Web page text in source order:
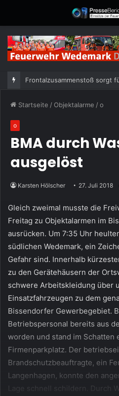
Frontalzusammenstoß sorgt
Startseite / Objektalarme /o
o
BMA durch
ausgelöst
Karsten Hölscher 27. Juli 2018
Gleich zweimal musste die
Freitag zu Objektalarmen im
ausrücken. Um 7:35 Uhr
südlichen Wedemark, ein
Gefahr sind. Innerhalb
zu den Gerätehäusern der
schwere Arbeitskleidung über
Einsatzfahrzeugen zu dem
Bissendorfer Gewerbegebiet.
Betriebspersonal bereits aus
worden und stand im Schatten
Firmenparkplatz. Der
Brandschutzbeauftragte, ein
Langenhagen, konnte den
Lage schnell schildern. Durch